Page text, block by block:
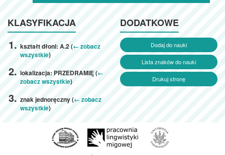
KLASYFIKACJA
kształt dłoni: A.2 (← zobacz
wszystkie)
lokalizacja: PRZEDRAMIĘ (←
zobacz wszystkie)
znak jednoręczny (← zobacz
wszystkie)
DODATKOWE
Dodaj do nauki
Lista znaków do nauki
Drukuj stronę